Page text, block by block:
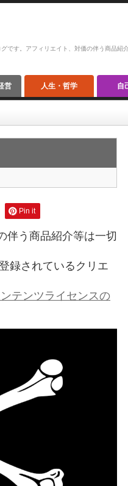
す。アフィリエイト、対価の伴う商品紹
営 人生・哲学 自
Pin it
伴う商品紹介等は一切
録されているクリエ
ンテンツライセンスの